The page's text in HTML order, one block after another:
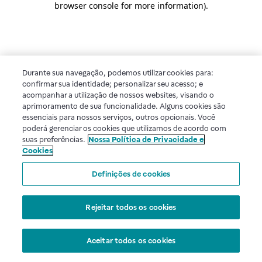
browser console for more information).
Durante sua navegação, podemos utilizar cookies para:
confirmar sua identidade; personalizar seu acesso; e
acompanhar a utilização de nossos websites, visando o
aprimoramento de sua funcionalidade. Alguns cookies são
essenciais para nossos serviços, outros opcionais. Você
poderá gerenciar os cookies que utilizamos de acordo com
suas preferências. Nossa Política de Privacidade e
Cookies
Definições de cookies
Rejeitar todos os cookies
Aceitar todos os cookies